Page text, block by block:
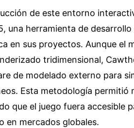
de este entorno
una herramienta de
en sus proyectos. Aunque el
tridimensional,
de modelado externo para
Esta metodología permitió
que el juego fuera accesible
en mercados globales.